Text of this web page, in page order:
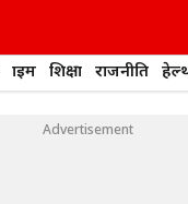
क्राइम शिक्षा राजनीति
Advertisement